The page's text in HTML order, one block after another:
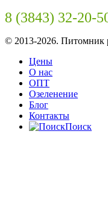
8 (3843) 32-20-
© 2013-2026. Питомник
Цены
О нас
ОПТ
Озеленение
Блог
Контакты
Поиск